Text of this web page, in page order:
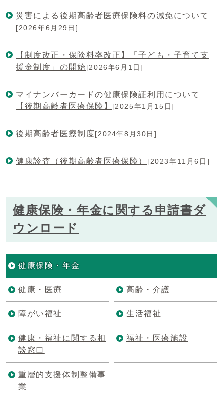
災害による後期高齢者医療保険料の減免について
[2026年6月29日]
【制度改正・保険料率改正】「子ども・子育て支
援金制度」の開始[2026年6月1日]
マイナンバーカードの健康保険証利用について
【後期高齢者医療保険】
[2025年1月15日]
後期高齢者医療制度[2024年8月30日]
健康診査（後期高齢者医療保険） [2023年11月6日]
健康保険・年金に関する申請書ダ
ウンロード
健康保険・年金
健康・医療 高齢・介護
障がい福祉 生活福祉
健康・福祉に関する相
談窓口
福祉・医療施設
重層的支援体制整備事
業